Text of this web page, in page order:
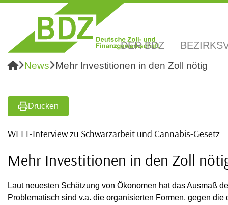
DER BDZ
News Mehr Investitionen in den Zoll nötig
Drucken
WELT-Interview zu Schwarzarbeit und Cannabis-Gesetz
Mehr Investitionen in den Zoll
Laut neuesten Schätzung von Ökonomen hat das Ausmaß
Problematisch sind v.a. die organisierten Formen, gegen